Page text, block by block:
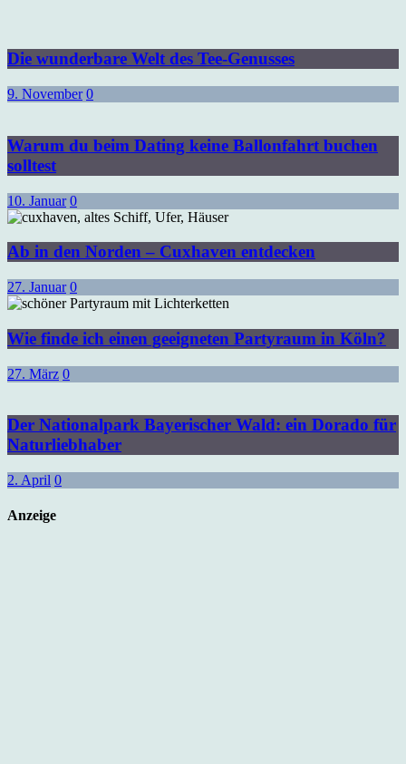
Die wunderbare Welt des Tee-Genusses
9. November 0
Warum du beim Dating keine Ballonfahrt buchen
solltest
10. Januar 0
Ab in den Norden – Cuxhaven entdecken
27. Januar 0
Wie finde ich einen geeigneten Partyraum in Köln?
27. März 0
Der Nationalpark Bayerischer Wald: ein Dorado für
Naturliebhaber
2. April 0
Anzeige